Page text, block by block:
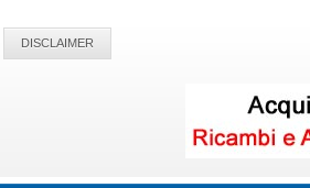
DISCLAIMER